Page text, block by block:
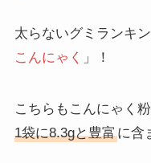
太らないグミランキ
こんにゃく
」！
こちらもこんにゃく
1袋に8.3gと豊富に含